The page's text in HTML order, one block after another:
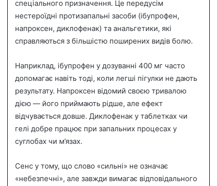
спеціального призначення. Це передусім
нестероїдні протизапальні засоби (ібупрофен,
напроксен, диклофенак) та анальгетики, які
справляються з більшістю поширених видів болю.
Наприклад, ібупрофен у дозуванні 400 мг часто
допомагає навіть тоді, коли легші пігулки не дають
результату. Напроксен відомий своєю тривалою
дією — його приймають рідше, але ефект
відчувається довше. Диклофенак у таблетках чи
гелі добре працює при запальних процесах у
суглобах чи м’язах.
Сенс у тому, що слово «сильні» не означає
«небезпечні», але завжди вимагає відповідального